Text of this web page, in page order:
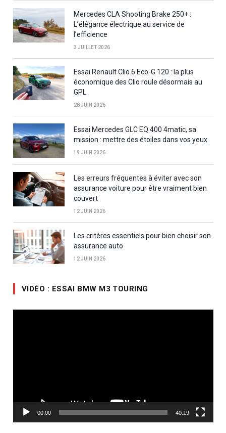
Mercedes CLA Shooting Brake 250+ :
L’élégance électrique au service de
l’efficience
3 JUILLET 2026
Essai Renault Clio 6 Eco-G 120 : la plus
économique des Clio roule désormais au
GPL
28 JUIN 2026
Essai Mercedes GLC EQ 400 4matic, sa
mission : mettre des étoiles dans vos yeux
19 JUIN 2026
Les erreurs fréquentes à éviter avec son
assurance voiture pour être vraiment bien
couvert
12 JUIN 2026
Les critères essentiels pour bien choisir son
assurance auto
12 JUIN 2026
VIDÉO : ESSAI BMW M3 TOURING
00:00 40:19